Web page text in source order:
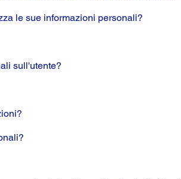
le sue informazioni personali?
sull'utente?